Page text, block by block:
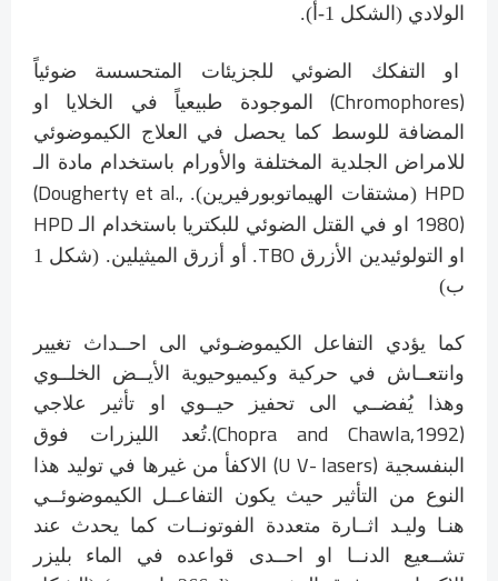
الولادي (الشكل 1-أ).
او التفكك الضوئي للجزيئات المتحسسة ضوئياً
(Chromophores) الموجودة طبيعياً في الخلايا او
المضافة للوسط كما يحصل في العلاج الكيموضوئي
للامراض الجلدية المختلفة والأورام باستخدام مادة الـ
HPD (مشتقات الهيماتوبورفيرين). (Dougherty et al.,
1980) او في القتل الضوئي للبكتريا باستخدام الـ HPD
او التولوئيدين الأزرق TBO
. أو أزرق الميثيلين. (شكل 1
ب)
كما يؤدي التفاعل الكيموضـوئي الى احــداث تغيير
وانتعــاش في حركية وكيميوحيوية الأيــض الخلــوي
وهذا يُفضــي الى تحفيز حيــوي او تأثير علاجي
(Chopra and Chawla,1992).تُعد الليزرات فوق
البنفسجية (U V- lasers) الاكفأ من غيرها في توليد هذا
النوع من التأثير حيث يكون التفاعــل الكيموضوئــي
هنـا وليـد اثــارة متعددة الفوتونــات كما يحدث عند
تشــعيع الدنــا او احــدى قواعده في الماء بليزر